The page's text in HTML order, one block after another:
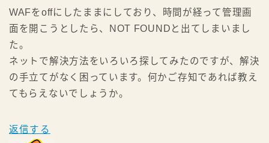
WAFをoffにしたままにしており、時間が経って管理画
面を開こうとしたら、NOT FOUNDと出てしまいまし
た。
ネットで解決方法をいろいろ探してみたのですが、解決
の手立てがなく困っています。何かご存知であれば教え
てもらえないでしょうか。
返信する